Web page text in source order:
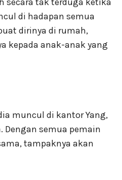
di hadapan semua
dirinya di rumah,
kepada anak-anak yang
muncul di kantor Yang,
Dengan semua pemain
tampaknya akan